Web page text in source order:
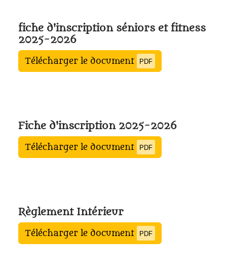
fiche d'inscription séniors et fitness
2025-2026
Télécharger le document PDF
Fiche d'inscription 2025-2026
Télécharger le document PDF
Règlement Intérieur
Télécharger le document PDF